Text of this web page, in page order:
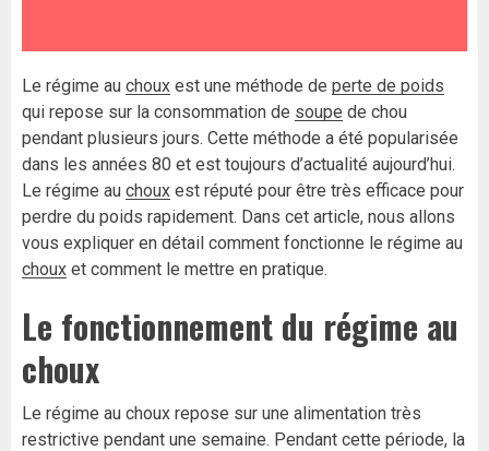
Le régime au choux est une méthode de perte de poids
qui repose sur la consommation de soupe de chou
pendant plusieurs jours. Cette méthode a été popularisée
dans les années 80 et est toujours d’actualité aujourd’hui.
Le régime au choux est réputé pour être très efficace pour
perdre du poids rapidement. Dans cet article, nous allons
vous expliquer en détail comment fonctionne le régime au
choux et comment le mettre en pratique.
Le fonctionnement du régime au
choux
Le régime au choux repose sur une alimentation très
restrictive pendant une semaine. Pendant cette période, la